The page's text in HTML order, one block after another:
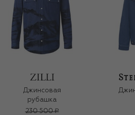
Джинсовая
рубашка
230 500 ₽